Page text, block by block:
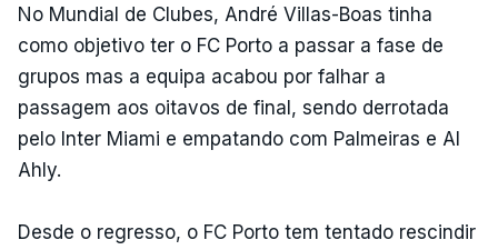
No Mundial de Clubes, André Villas-Boas tinha
como objetivo ter o FC Porto a passar a fase de
grupos mas a equipa acabou por falhar a
passagem aos oitavos de final, sendo derrotada
pelo Inter Miami e empatando com Palmeiras e Al
Ahly.
Desde o regresso, o FC Porto tem tentado rescindir